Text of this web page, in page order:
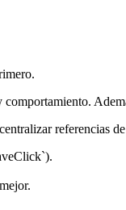
referencias